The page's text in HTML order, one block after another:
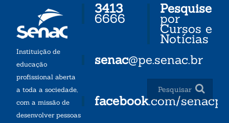
Instituição de
educação
profissional aberta
a toda a sociedade,
com a missão de
desenvolver pessoas
3413
6666
senac@pe.senac.br
facebook.com/senacpe
Pesquise
por
Cursos e
Notícias